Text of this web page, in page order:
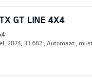
GT LINE 4X4
2024, 31 682 , Automaat ,